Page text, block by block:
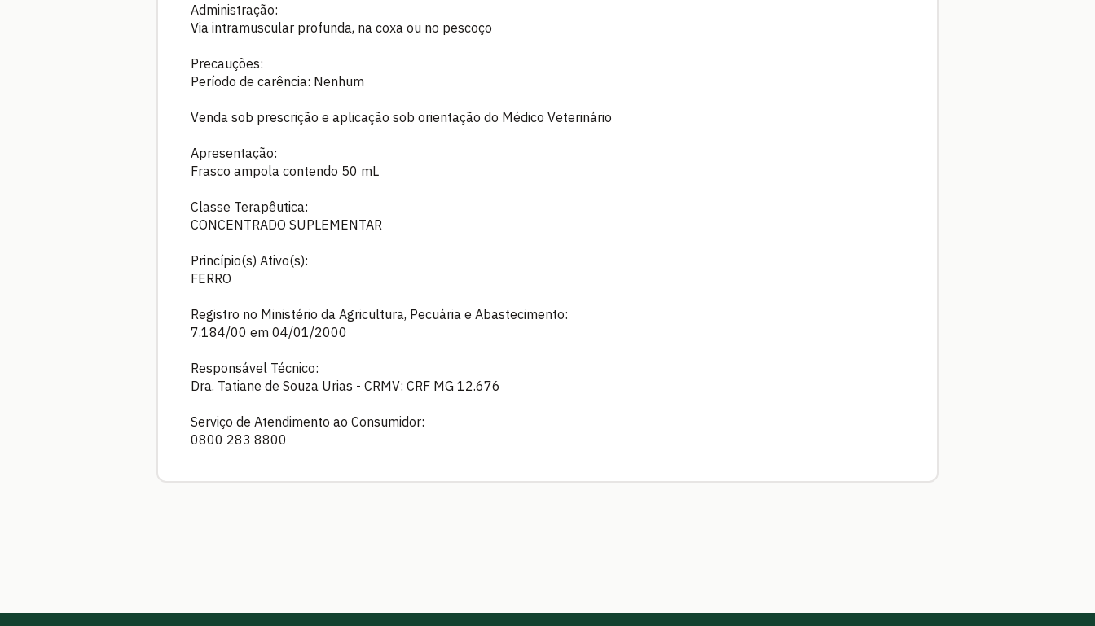
Administração:
Via intramuscular profunda, na coxa ou no pescoço
Precauções:
Período de carência: Nenhum
Venda sob prescrição e aplicação sob orientação do Médico Veterinário
Apresentação:
Frasco ampola contendo 50 mL
Classe Terapêutica:
CONCENTRADO SUPLEMENTAR
Princípio(s) Ativo(s):
FERRO
Registro no Ministério da Agricultura, Pecuária e Abastecimento:
7.184/00 em 04/01/2000
Responsável Técnico:
Dra. Tatiane de Souza Urias - CRMV: CRF MG 12.676
Serviço de Atendimento ao Consumidor:
0800 283 8800